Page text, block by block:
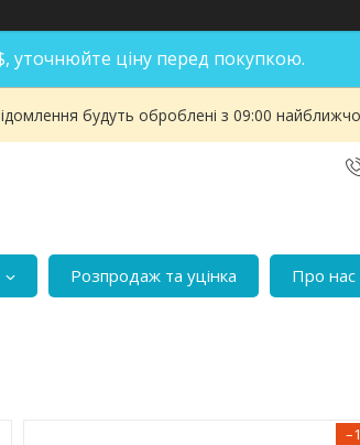
уточнюйте ціну перед покупкою.
будуть оброблені з 09:00
Розпродаж та уцінка Про нас